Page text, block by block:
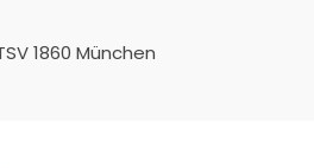
1860 München